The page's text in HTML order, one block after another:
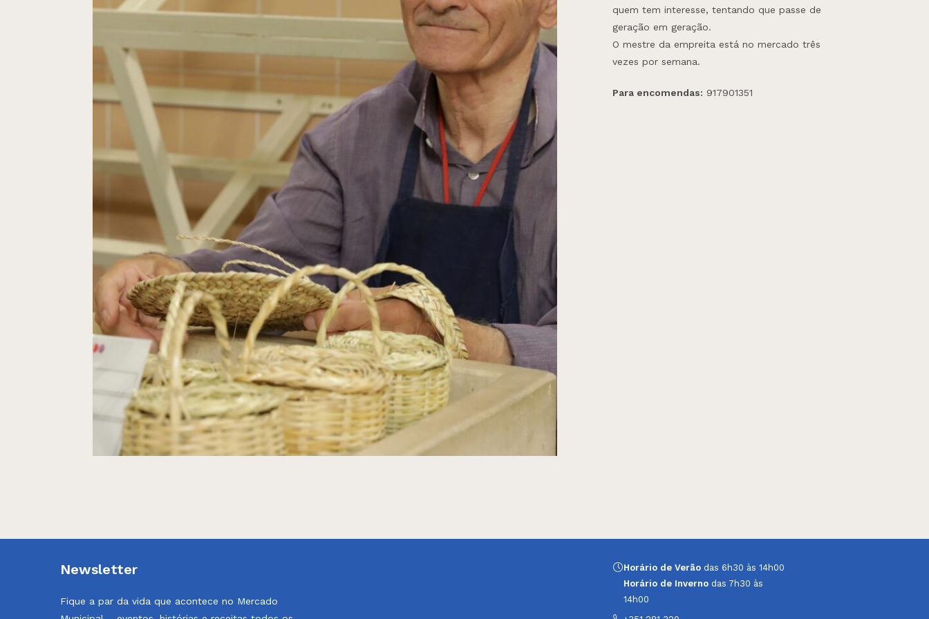
quem tem interesse, tentando que passe de
geração em geração.
O mestre da empreita está no mercado três
vezes por semana.
Para encomendas: 917901351
Newsletter
Fique a par da vida que acontece no Mercado
Horário de Verãodas 6h30 às 14h00
Horário de Invernodas 7h30 às
14h00